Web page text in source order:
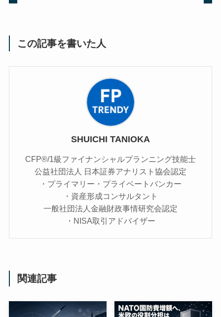
この記事を書いた人
SHUICHI TANIOKA
CFP®/1級ファイナンシャルプランニング技能士
公益社団法人 日本証券アナリスト協会認定
・プライマリー・プライベートバンカー
・資産形成コンサルタント
一般社団法人金融財政事情研究会認定
・NISA取引アドバイザー
関連記事